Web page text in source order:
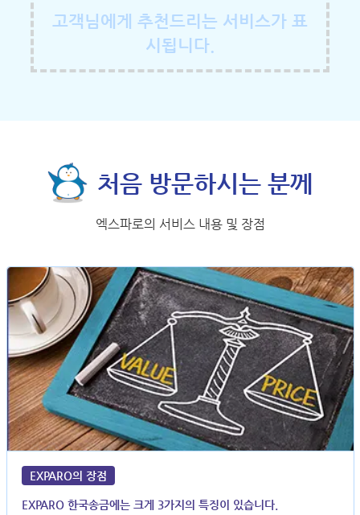
고객님에게 추천드리는 서비스가 표
시됩니다.
처음 방문하시는 분께
엑스파로의 서비스 내용 및 장점
EXPARO의 장점
EXPARO 한국송금에는 크게 3가지의 특징이 있습니다.